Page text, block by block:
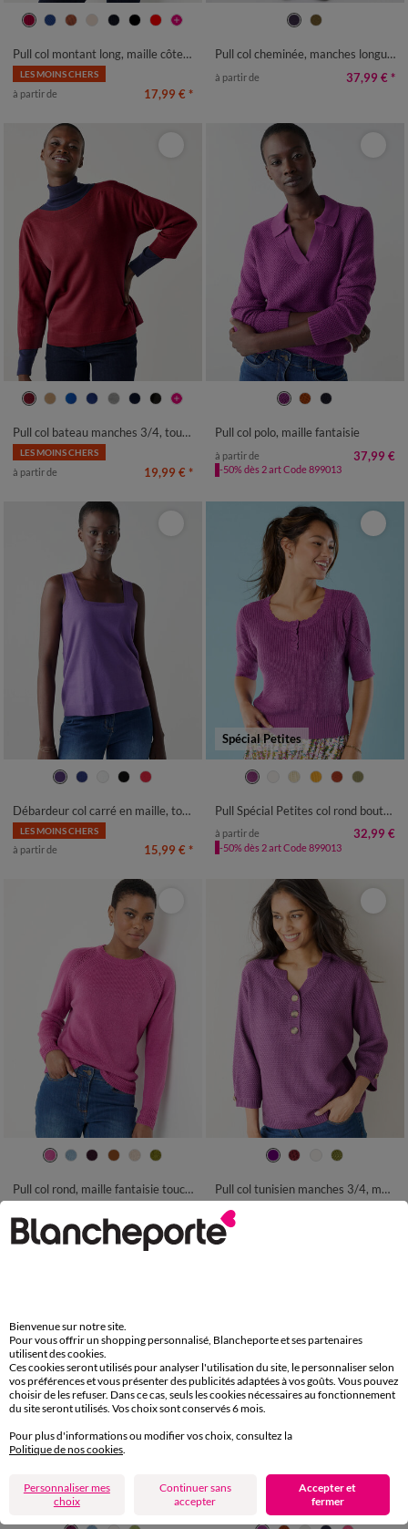
34/36 38/40 42/44
46/48
Pull col montant long, maille côtelée
LES MOINS CHERS
à partir de 17,99 € *
38/40 42/44
Pull col cheminée, manches longues boutonnées
à partir de 37,99 € *
34/36 38/40 42/44
46/48
Pull col bateau manches 3/4, toucher doux
LES MOINS CHERS
à partir de 19,99 € *
38/40 42/44
Pull col polo, maille fantaisie
à partir de 37,99 €
-50% dès 2 art Code 899013
34/36 38/40 42/44 46/48
Débardeur col carré en maille, toucher doux
LES MOINS CHERS
à partir de 15,99 € *
Spécial Petites
34/36 38/40 42/44
46/48
Pull Spécial Petites col rond boutonné
à partir de 32,99 €
-50% dès 2 art Code 899013
34/36 38/40 42/44
46/48
Pull col rond, maille fantaisie toucher doux
-50% dès 2 art Code 899013
38/40 42/44
Pull col tunisien manches 3/4, maille fantaisie
à partir de
Nouveau coloris
Bienvenue sur notre site.
Pour vous offrir un shopping personnalisé, Blancheporte et ses partenaires
utilisent des cookies.
Ces cookies seront utilisés pour analyser l'utilisation du site, le personnaliser selon
vos préférences et vous présenter des publicités adaptées à vos goûts. Vous pouvez
choisir de les refuser. Dans ce cas, seuls les cookies nécessaires au fonctionnement
du site seront utilisés. Vos choix sont conservés 6 mois.
Pour plus d'informations ou modifier vos choix, consultez la
Politique de nos cookies
Personnaliser mes
choix
Continuer sans
accepter
Accepter et
fermer